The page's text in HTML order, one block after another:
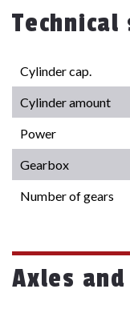
Cylinder cap.
Cylinder amount
Power
Gearbox
Number of gears
Axles